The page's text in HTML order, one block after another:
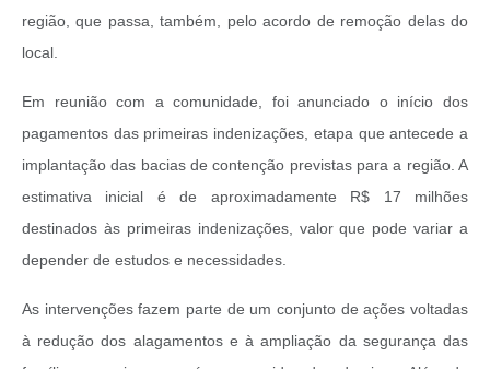
região, que passa, também, pelo acordo de remoção delas do
local.
Em reunião com a comunidade, foi anunciado o início dos
pagamentos das primeiras indenizações, etapa que antecede a
implantação das bacias de contenção previstas para a região. A
estimativa inicial é de aproximadamente R$ 17 milhões
destinados às primeiras indenizações, valor que pode variar a
depender de estudos e necessidades.
As intervenções fazem parte de um conjunto de ações voltadas
à redução dos alagamentos e à ampliação da segurança das